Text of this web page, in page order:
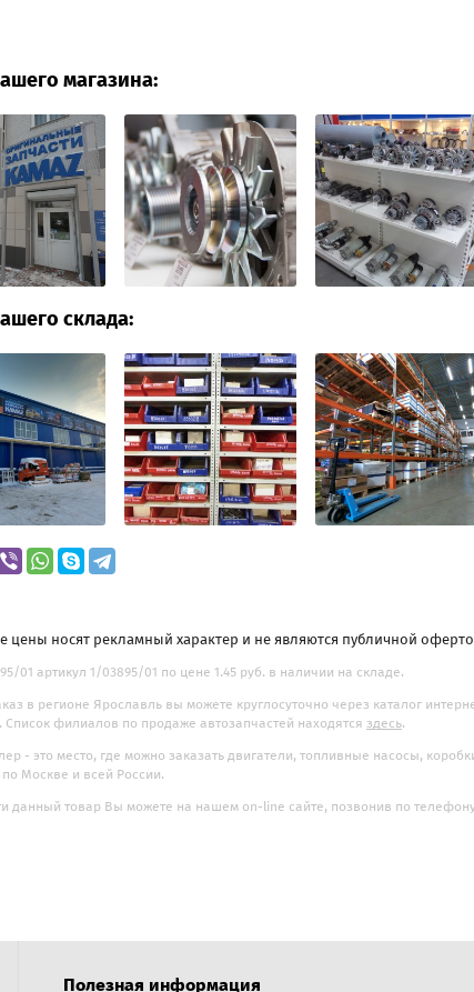
магазина:
склада:
цены носят рекламный характер и не являются публичной
01 артикул 1/03895/01 по цене 1.45 руб. в наличии на складе.
в регионе Ярославль вы можете круглосуточно через каталог
филиалов по продаже автозапчастей находятся здесь.
- это место, где можно заказать двигатели, топливные насосы,
по Москве и всей России.
данный товар Вы можете на нашем on-line сайте, позвонив по
Полезная информация